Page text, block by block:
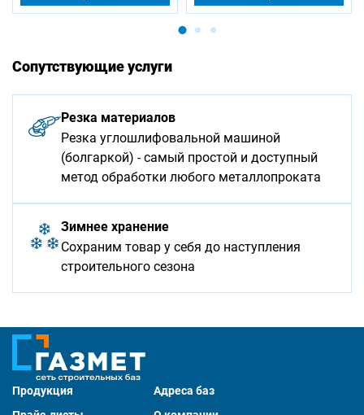
Сопутствующие услуги
Резка материалов
Резка углошлифовальной машиной
(болгаркой) - самый простой и доступный
метод обработки любого металлопроката
Зимнее хранение
Сохраним товар у себя до наступления
строительного сезона
Продукция
Адреса баз